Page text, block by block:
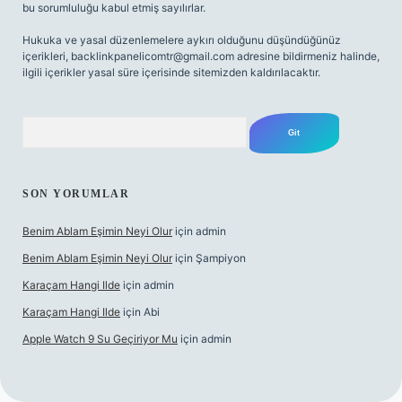
bu sorumluluğu kabul etmiş sayılırlar.
Hukuka ve yasal düzenlemelere aykırı olduğunu düşündüğünüz
içerikleri, backlinkpanelicomtr@gmail.com adresine bildirmeniz halinde,
ilgili içerikler yasal süre içerisinde sitemizden kaldırılacaktır.
SON YORUMLAR
Benim Ablam Eşimin Neyi Olur için admin
Benim Ablam Eşimin Neyi Olur için Şampiyon
Karaçam Hangi Ilde için admin
Karaçam Hangi Ilde için Abi
Apple Watch 9 Su Geçiriyor Mu için admin